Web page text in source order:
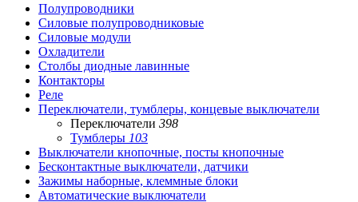
Полупроводники
Силовые полупроводниковые
Силовые модули
Охладители
Столбы диодные лавинные
Контакторы
Реле
Переключатели, тумблеры, концевые выключатели
Переключатели 398
Тумблеры 103
Выключатели кнопочные, посты кнопочные
Бесконтактные выключатели, датчики
Зажимы наборные, клеммные блоки
Автоматические выключатели